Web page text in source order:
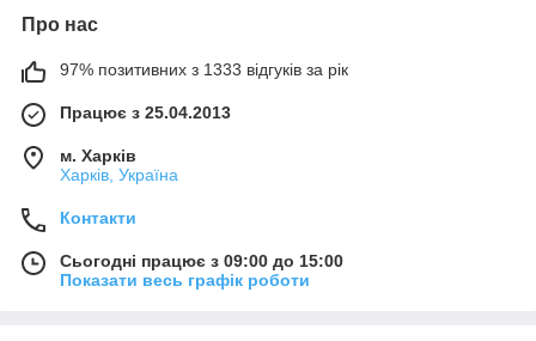
Про нас
97% позитивних з 1333 відгуків за рік
Працює з 25.04.2013
м. Харків
Харків, Україна
Контакти
Сьогодні працює з 09:00 до 15:00
Показати весь графік роботи